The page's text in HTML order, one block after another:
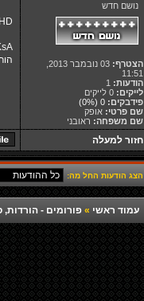
נושם חדש
הצטרף:
11:51
הודעות:
לייקים:
פידבקים: 0
(0%)
שם פרטי: אופק
שם משפחה: ראובני
חזור למעלה
הצג הודעות החל מה:
עמוד ראשי » פורומים - הורדות,